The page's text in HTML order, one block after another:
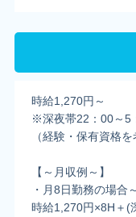
時給1,270円～
※深夜帯22：00～5
（経験・保有資格を
【～月収例～】
・月8日勤務の場合～
時給1,270円×8H＋(